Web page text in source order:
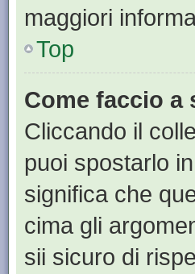
maggiori
Top
Come faccio a
Cliccando il
puoi spostarlo
significa che
cima gli
sii sicuro di